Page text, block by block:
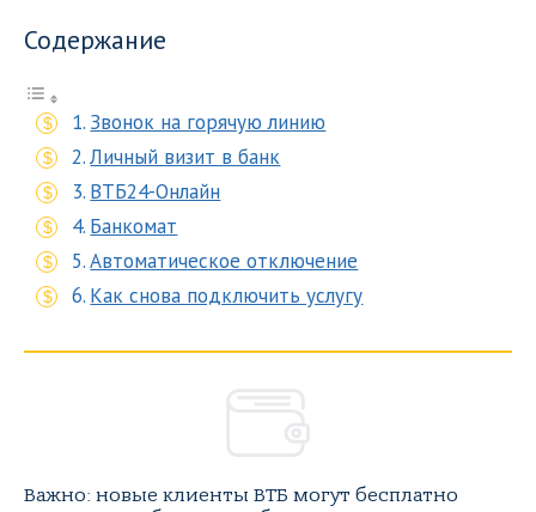
Содержание
Звонок на горячую линию
Личный визит в банк
ВТБ24-Онлайн
Банкомат
Автоматическое отключение
Как снова подключить услугу
Важно: новые клиенты ВТБ могут бесплатно